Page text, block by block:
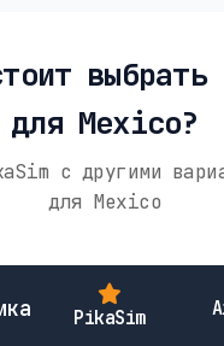
выбрать
для Mexico?
с другими
для Mexico
PikaSim